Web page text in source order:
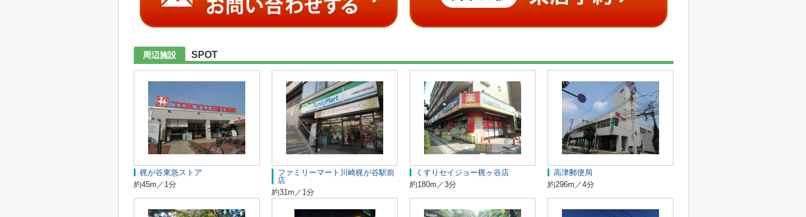
周辺施設 SPOT
梶が谷東急ストア
約45m／1分
ファミリーマート川崎梶が谷駅前
店
約31m／1分
くすりセイジョー梶ヶ谷店
約180m／3分
高津郵便局
約296m／4分